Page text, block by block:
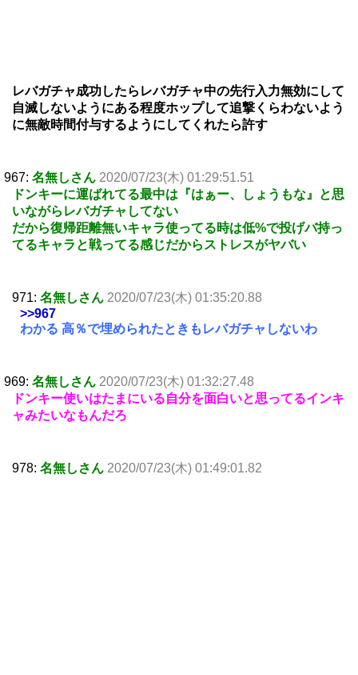
レバガチャ成功したらレバガチャ中の先行入力無効にして
自滅しないようにある程度ホップして追撃くらわないよう
に無敵時間付与するようにしてくれたら許す
967: 名無しさん 2020/07/23(木) 01:29:51.51
ドンキーに運ばれてる最中は『はぁー、しょうもな』と思
いながらレバガチャしてない
だから復帰距離無いキャラ使ってる時は低%で投げバ持っ
てるキャラと戦ってる感じだからストレスがヤバい
971: 名無しさん 2020/07/23(木) 01:35:20.88
>>967
わかる 高％で埋められたときもレバガチャしないわ
969: 名無しさん 2020/07/23(木) 01:32:27.48
ドンキー使いはたまにいる自分を面白いと思ってるインキ
ャみたいなもんだろ
978: 名無しさん 2020/07/23(木) 01:49:01.82